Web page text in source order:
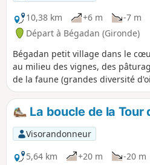
10,38 km
+6 m -7 m
Départ à Bégadan (Gironde)
Bégadan petit village dans le
au milieu des vignes, des
de la faune (grandes diversité
l'Étang de Bagneau.
La boucle de la Tour
Visorandonneur
5,64 km
+20 m
-20 m